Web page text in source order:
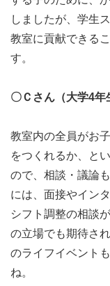
しましたが、学生
教室に貢献できる
す。
〇Ｃさん（大学4年
教室内の全員がお
をつくれるか、と
ので、相談・議論
には、面接やイン
シフト調整の相談
の立場でも期待さ
のライフイベント
ね。